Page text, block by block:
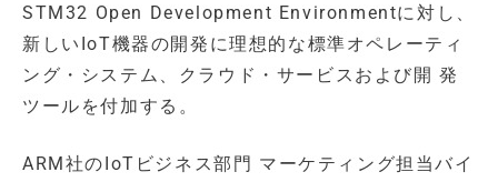
STM32 Open Development Environmentに対し、
新しいIoT機器の開発に理想的な標準オペレーティ
ング・システム、クラウド・サービスおよび開 発
ツールを付加する。
ARM社のIoTビジネス部門 マーケティング担当バイ